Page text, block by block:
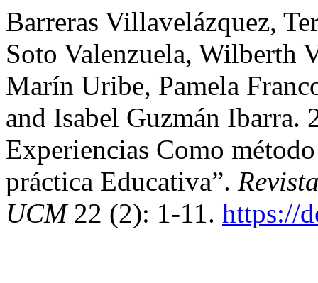
Barreras Villavelázquez,
Soto Valenzuela, Wilberth
Marín Uribe, Pamela
and Isabel Guzmán Ibarra.
Experiencias Como
práctica Educativa”.
UCM22 (2): 1-11. https://